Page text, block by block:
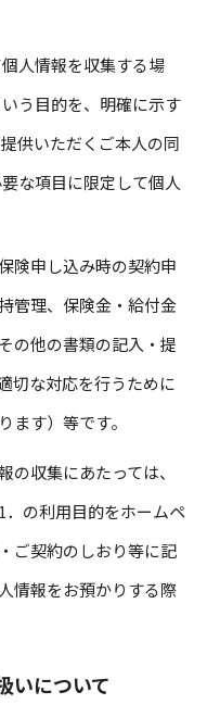
人情報を収集する場
う目的を、明確に示す
供いただくご本人の同
な項目に限定して個人
険申し込み時の契約申
管理、保険金・給付金
の他の書類の記入・提
切な対応を行うために
ます）等です。
収集にあたっては、
の利用目的をホームペ
ご契約のしおり等に記
情報をお預かりする際
いについて